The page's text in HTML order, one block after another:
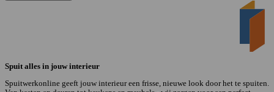
Spuit alles in jouw interieur
Spuitwerkonline geeft jouw interieur een frisse, nieuwe look door het te spuiten.